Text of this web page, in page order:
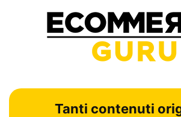
Tanti contenuti